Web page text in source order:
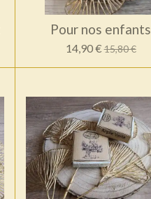
Pour nos enfants
14,90 € 15,80 €